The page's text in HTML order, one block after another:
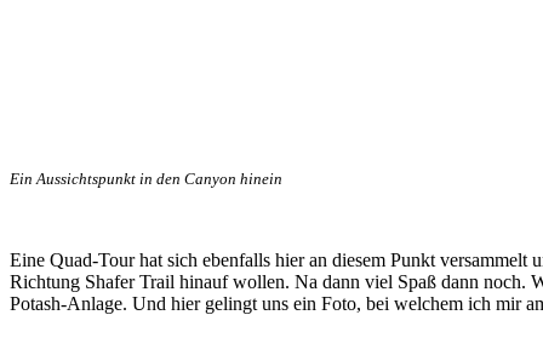
Ein Aussichtspunkt in den Canyon hinein
Eine Quad-Tour hat sich ebenfalls hier an diesem Punkt
Richtung Shafer Trail hinauf wollen. Na dann viel Spaß dann noch.
Potash-Anlage. Und hier gelingt uns ein Foto, bei welchem ich mir